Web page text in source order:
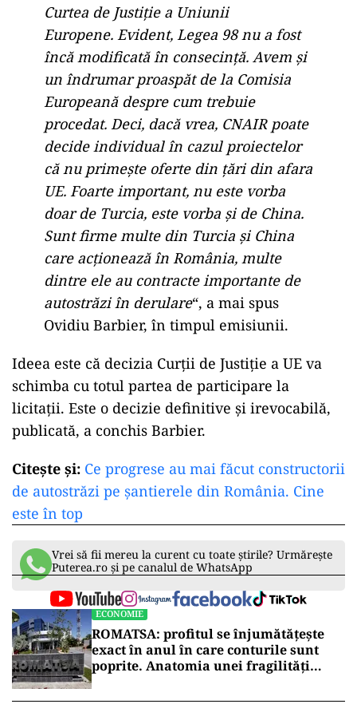
Curtea de Justiție a Uniunii
Europene. Evident, Legea 98 nu a fost
încă modificată în consecință. Avem și
un îndrumar proaspăt de la Comisia
Europeană despre cum trebuie
procedat. Deci, dacă vrea, CNAIR poate
decide individual în cazul proiectelor
că nu primește oferte din țări din afara
UE. Foarte important, nu este vorba
doar de Turcia, este vorba și de China.
Sunt firme multe din Turcia și China
care acționează în România, multe
dintre ele au contracte importante de
autostrăzi în derulare“, a mai spus
Ovidiu Barbier, în timpul emisiunii.
Ideea este că decizia Curții de Justiție a UE va
schimba cu totul partea de participare la
licitații. Este o decizie definitive și irevocabilă,
publicată, a conchis Barbier.
Citește și: Ce progrese au mai făcut constructorii
de autostrăzi pe șantierele din România. Cine
este în top
Vrei să fii mereu la curent cu toate știrile? Urmărește
Puterea.ro și pe canalul de WhatsApp
ECONOMIE
ROMATSA: profitul se înjumătățește
exact în anul în care conturile sunt
poprite. Anatomia unei fragilități